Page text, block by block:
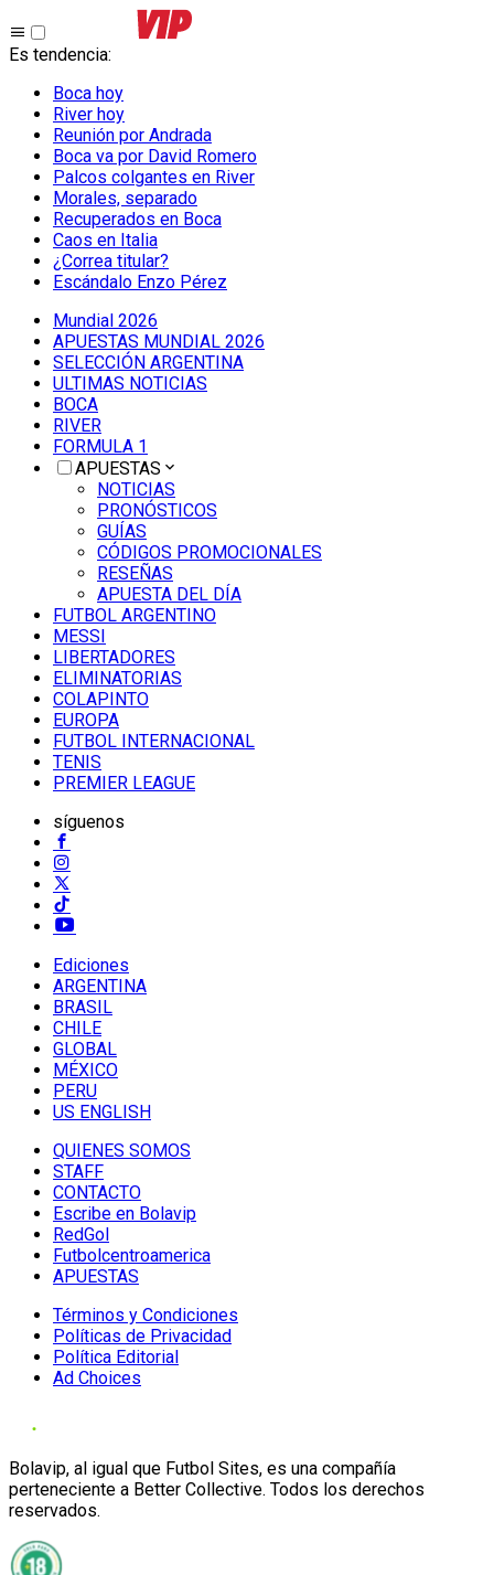
Es tendencia:
Boca hoy
River hoy
Reunión por Andrada
Boca va por David Romero
Palcos colgantes en River
Morales, separado
Recuperados en Boca
Caos en Italia
¿Correa titular?
Escándalo Enzo Pérez
Mundial 2026
APUESTAS MUNDIAL 2026
SELECCIÓN ARGENTINA
ULTIMAS NOTICIAS
BOCA
RIVER
FORMULA 1
APUESTAS
NOTICIAS
PRONÓSTICOS
GUÍAS
CÓDIGOS PROMOCIONALES
RESEÑAS
APUESTA DEL DÍA
FUTBOL ARGENTINO
MESSI
LIBERTADORES
ELIMINATORIAS
COLAPINTO
EUROPA
FUTBOL INTERNACIONAL
TENIS
PREMIER LEAGUE
síguenos
Ediciones
ARGENTINA
BRASIL
CHILE
GLOBAL
MÉXICO
PERU
US ENGLISH
QUIENES SOMOS
STAFF
CONTACTO
Escribe en Bolavip
RedGol
Futbolcentroamerica
APUESTAS
Términos y Condiciones
Políticas de Privacidad
Política Editorial
Ad Choices
Bolavip, al igual que Futbol Sites, es una compañía
perteneciente a Better Collective. Todos los derechos
reservados.